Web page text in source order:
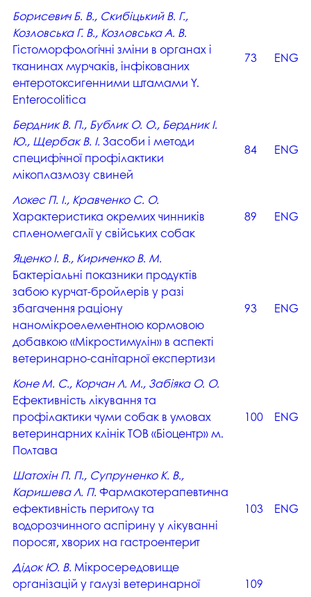
Борисевич Б. В., Скибіцький В. Г.,
Козловська Г. В., Козловська А. В.
Гістоморфологічні зміни в органах і
тканинах мурчаків, інфікованих
ентеротоксигенними штамами Y.
Enterocoliticа
73 ENG
Бердник В. П., Бублик О. О., Бердник І.
Ю., Щербак В. І. Засоби і методи
специфічної профілактики
мікоплазмозу свиней
84 ENG
Локес П. І., Кравченко С. О.
Характеристика окремих чинників
спленомегалії у свійських собак
89 ENG
Яценко І. В., Кириченко В. М.
Бактеріальні показники продуктів
забою курчат-бройлерів у разі
збагачення раціону
наномікроелементною кормовою
добавкою «Мікростимулін» в аспекті
ветеринарно-санітарної експертизи
93 ENG
Коне М. С., Корчан Л. М., Забіяка О. О.
Ефективність лікування та
профілактики чуми собак в умовах
ветеринарних клінік ТОВ «Біоцентр» м.
Полтава
100 ENG
Шатохін П. П., Супруненко К. В.,
Каришева Л. П. Фармакотерапевтична
ефективність перитолу та
водорозчинного аспірину у лікуванні
поросят, хворих на гастроентерит
103 ENG
Дідок Ю. В. Мікросередовище
організацій у галузі ветеринарної
109